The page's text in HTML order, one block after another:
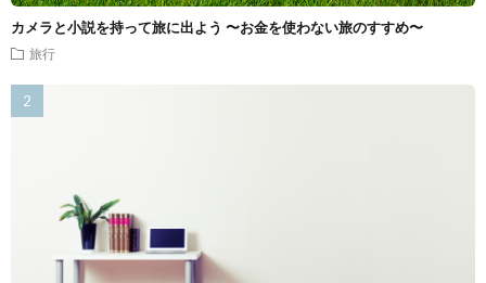
カメラと小説を持って旅に出よう 〜お金を使わない旅のすすめ〜
旅行